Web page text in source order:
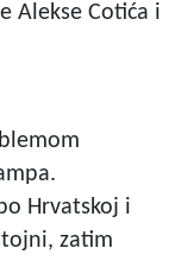
Alekse Cotića i
Hrvatskoj i
zatim